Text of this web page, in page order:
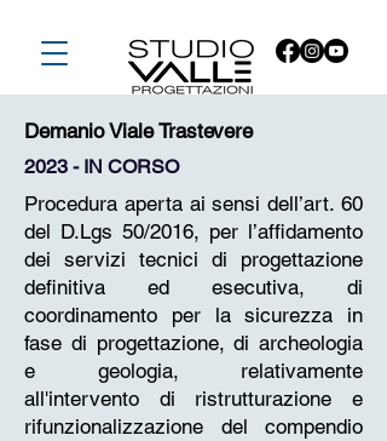
Demanio Viale Trastevere
2023 - IN CORSO
Procedura aperta ai sensi dell’art. 60
del D.Lgs 50/2016, per l’affidamento
dei servizi tecnici di progettazione
definitiva ed esecutiva, di
coordinamento per la sicurezza in
fase di progettazione, di archeologia
e geologia, relativamente
all'intervento di ristrutturazione e
rifunzionalizzazione del compendio